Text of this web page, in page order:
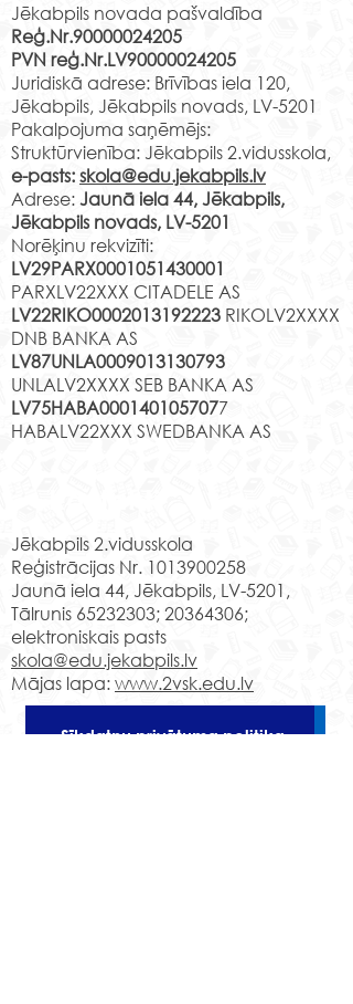
Jēkabpils novada pašvaldība
Reģ.Nr.90000024205
PVN reģ.Nr.LV90000024205
Juridiskā adrese: Brīvības iela 120,
Jēkabpils, Jēkabpils novads, LV-5201
Pakalpojuma saņēmējs:
Struktūrvienība: Jēkabpils 2.vidusskola,
e-pasts:skola@edu.jekabpils.lv
Adrese:Jaunā iela 44, Jēkabpils,
Jēkabpils novads, LV-5201
Norēķinu rekvizīti:
LV29PARX0001051430001
PARXLV22XXX CITADELE AS
LV22RIKO0002013192223 RIKOLV2XXXX
DNB BANKA AS
LV87UNLA0009013130793
UNLALV2XXXX SEB BANKA AS
LV75HABA0001401057077
HABALV22XXX SWEDBANKA AS
Jēkabpils 2.vidusskola
Reģistrācijas Nr. 1013900258
Jaunā iela 44, Jēkabpils, LV-5201,
Tālrunis 65232303;20364306;
elektroniskais pasts
skola@edu.jekabpils.lv
Mājas lapa:www.2vsk.edu.lv
Sīkdatņu privātuma politika